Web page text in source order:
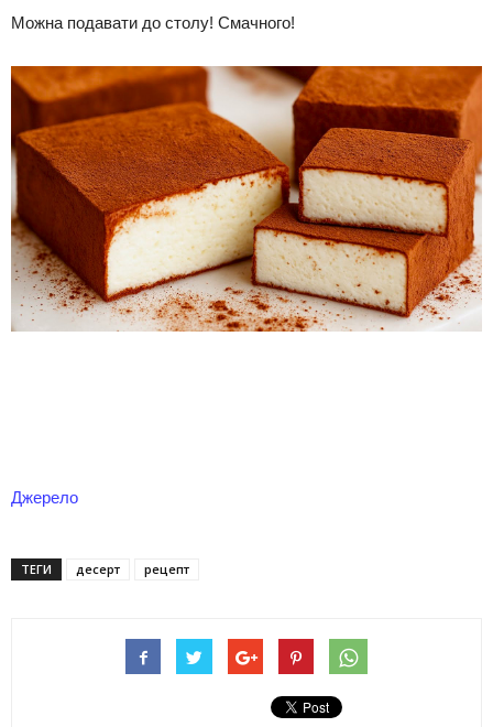
Можна подавати до столу! Смачного!
Джерело
ТЕГИ десерт рецепт